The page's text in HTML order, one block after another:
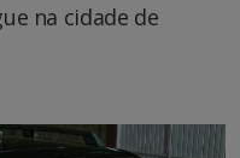
na cidade de